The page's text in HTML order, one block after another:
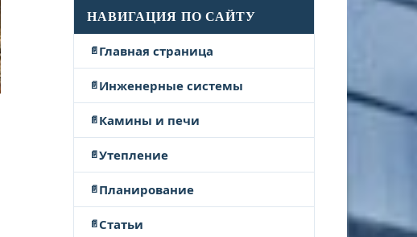
НАВИГАЦИЯ ПО САЙТУ
Главная страница
Инженерные системы
Камины и печи
Утепление
Планирование
Статьи